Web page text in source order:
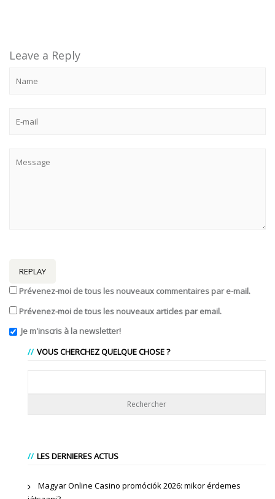
Leave a Reply
REPLAY
Prévenez-moi de tous les nouveaux commentaires par e-mail.
Prévenez-moi de tous les nouveaux articles par email.
Je m'inscris à la newsletter!
VOUS CHERCHEZ QUELQUE CHOSE ?
LES DERNIERES ACTUS
Magyar Online Casino promóciók 2026: mikor érdemes